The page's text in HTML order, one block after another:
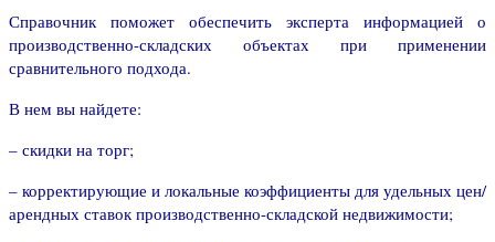
Справочник поможет обеспечить эксперта информацией о
производственно-складских объектах при применении
сравнительного подхода.
В нем вы найдете:
– скидки на торг;
– корректирующие и локальные коэффициенты для удельных цен/
арендных ставок производственно-складской недвижимости;